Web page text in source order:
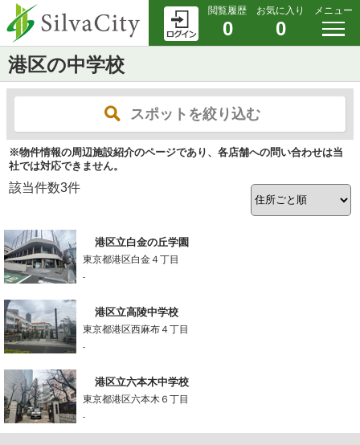
閲覧履歴
0
お気に入り
0
メニュー
港区の中学校
スポットを絞り込む
※物件情報の周辺施設紹介のページであり、各店舗への問い合わせは当
社では対応できません。
該当件数3件
港区立白金の丘学園
東京都港区白金４丁目
-
港区立高陵中学校
東京都港区西麻布４丁目
-
港区立六本木中学校
東京都港区六本木６丁目
-